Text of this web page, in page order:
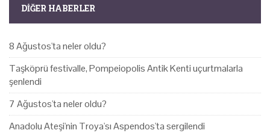
DIĞER HABERLER
8 Ağustos'ta neler oldu?
Taşköprü festivalle, Pompeiopolis Antik Kenti uçurtmalarla
şenlendi
7 Ağustos'ta neler oldu?
Anadolu Ateşi'nin Troya'sı Aspendos'ta sergilendi